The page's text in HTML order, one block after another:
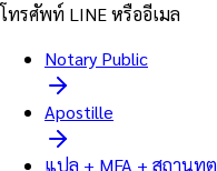
โทรศัพท์ LINE หรืออีเมล
Notary Public
Apostille
แปล + MFA + สถานทูต